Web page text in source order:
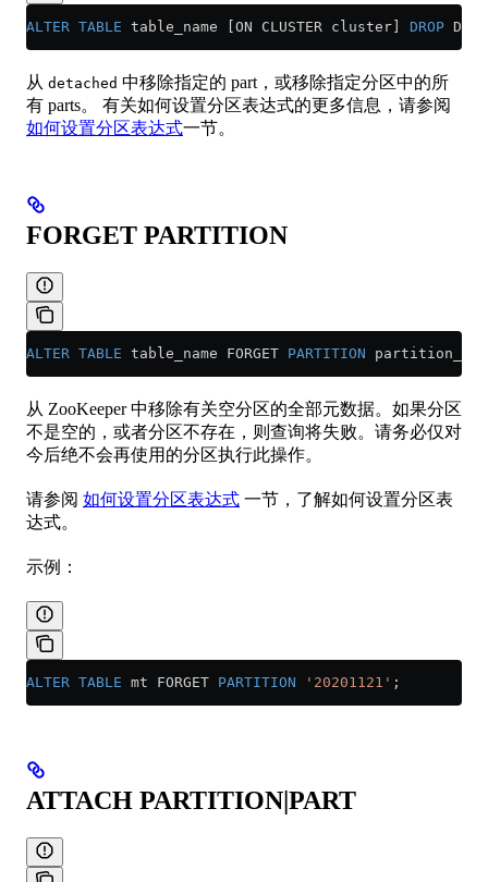
ALTER TABLE table_name [ON CLUSTER cluster] DROP
从 detached 中移除指定的 part，或移除指定分区中的所
有 parts。 有关如何设置分区表达式的更多信息，请参阅
如何设置分区表达式一节。
FORGET PARTITION
ALTER TABLE table_name FORGET PARTITION
从 ZooKeeper 中移除有关空分区的全部元数据。如果分区
不是空的，或者分区不存在，则查询将失败。请务必仅对
今后绝不会再使用的分区执行此操作。
请参阅 如何设置分区表达式 一节，了解如何设置分区表
达式。
示例：
ALTER TABLE mt FORGET PARTITION '20201121' ;
ATTACH PARTITION|PART